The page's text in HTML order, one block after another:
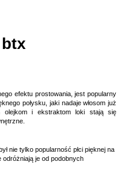
efektu prostowania, jest popularny
połysku, jaki nadaje włosom już
olejkom i ekstraktom loki stają się
nie tylko popularność płci pięknej na
odróżniają je od podobnych